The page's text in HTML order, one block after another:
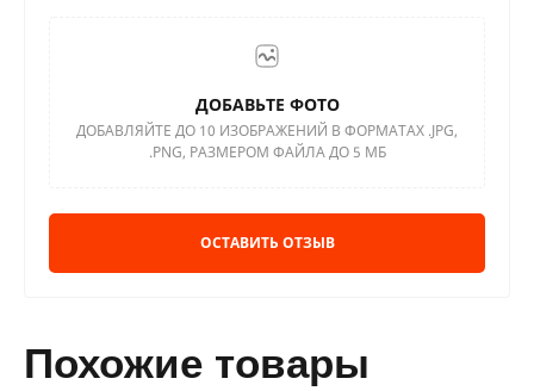
ДОБАВЬТЕ ФОТО
ДОБАВЛЯЙТЕ ДО 10 ИЗОБРАЖЕНИЙ В ФОРМАТАХ .JPG,
.PNG, РАЗМЕРОМ ФАЙЛА ДО 5 МБ
ОСТАВИТЬ ОТЗЫВ
похожие товары